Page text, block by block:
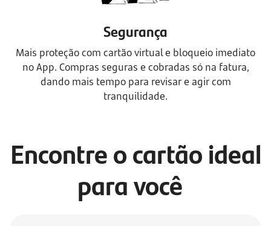
Segurança
Mais proteção com cartão virtual e bloqueio imediato
no App. Compras seguras e cobradas só na fatura,
dando mais tempo para revisar e agir com
tranquilidade.
Encontre o cartão ideal
para você